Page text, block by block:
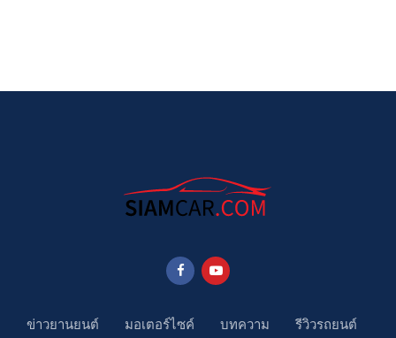
ข่าวยานยนต์ มอเตอร์ไซค์ บทความ
รีวิวรถยนต์